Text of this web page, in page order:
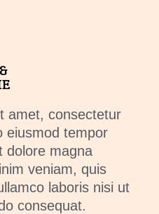
amet, consectetur
eiusmod tempor
dolore magna
veniam, quis
laboris nisi ut
consequat.